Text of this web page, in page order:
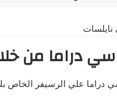
دراما من
دراما علي الرسيفر